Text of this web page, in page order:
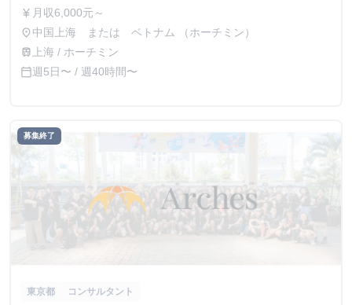
currency_yen 月収6,000元～
place 中国上海 または ベトナム （ホーチミン）
train 上海 / ホーチミン
calendar_today週5日〜 / 週40時間〜
募集終了
東京都 コンサルタント